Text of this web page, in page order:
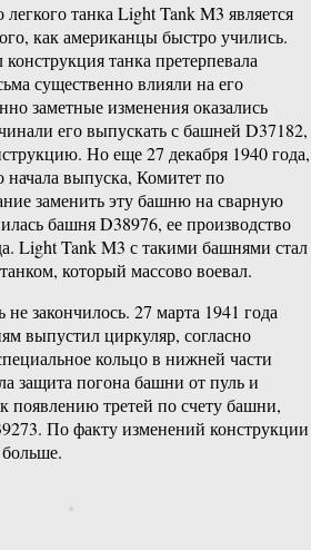
танка Light Tank M3 является
как американцы быстро учились.
танка претерпевала
существенно влияли на его
заметные изменения оказались
его выпускать с башней D37182,
Но еще 27 декабря 1940 года,
начала выпуска, Комитет по
заменить эту башню на сварную
башня D38976, ее производство
Light Tank M3 с такими башнями стал
который массово воевал.
закончилось. 27 марта 1941 года
выпустил циркуляр, согласно
кольцо в нижней части
защита погона башни от пуль и
появлению третей по счету башни,
По факту изменений конструкции